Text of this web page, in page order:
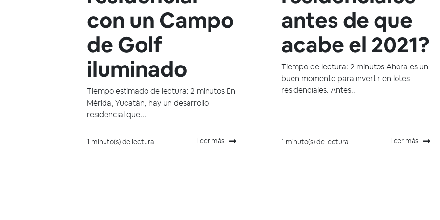
con un Campo
de Golf
iluminado
Tiempo estimado de lectura: 2 minutos En
Mérida, Yucatán, hay un desarrollo
residencial que...
1 minuto(s) de lectura Leer más
antes de que
acabe el 2021?
Tiempo de lectura: 2 minutos Ahora es un
buen momento para invertir en lotes
residenciales. Antes...
1 minuto(s) de lectura Leer más